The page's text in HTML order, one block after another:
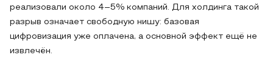
реализовали около 4–5% компаний. Для холдинга такой
разрыв означает свободную нишу: базовая
цифровизация уже оплачена, а основной эффект ещё не
извлечён.